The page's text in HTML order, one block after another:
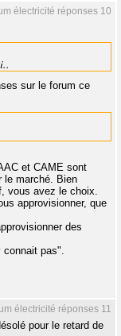
électricité réponses 10
sur le forum ce
et CAME sont
le marché. Bien
vous avez le choix.
approvisionner, que
des
connait pas".
électricité réponses 11
pour le retard de